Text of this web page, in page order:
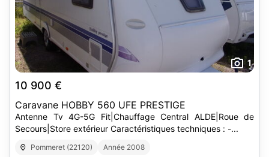
1
10 900 €
Caravane HOBBY 560 UFE PRESTIGE
Antenne Tv 4G-5G Fit|Chauffage Central ALDE|Roue de
Secours|Store extérieur Caractéristiques techniques : -...
Pommeret (22120) Année 2008